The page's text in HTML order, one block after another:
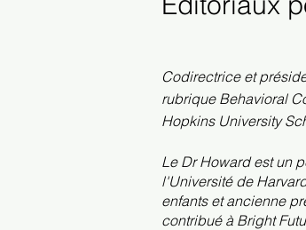
Codirectrice et
rubrique Behavioral
Hopkins University
Le Dr Howard est un
l'Université de
enfants et ancienne
contribué à Bright